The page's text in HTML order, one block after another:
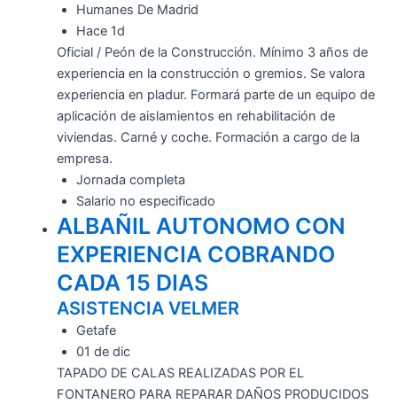
Humanes De Madrid
Hace 1d
Oficial / Peón de la Construcción. Mínimo 3 años de
experiencia en la construcción o gremios. Se valora
experiencia en pladur. Formará parte de un equipo de
aplicación de aislamientos en rehabilitación de
viviendas. Carné y coche. Formación a cargo de la
empresa.
Jornada completa
Salario no especificado
ALBAÑIL AUTONOMO CON
EXPERIENCIA COBRANDO
CADA 15 DIAS
ASISTENCIA VELMER
Getafe
01 de dic
TAPADO DE CALAS REALIZADAS POR EL
FONTANERO PARA REPARAR DAÑOS PRODUCIDOS